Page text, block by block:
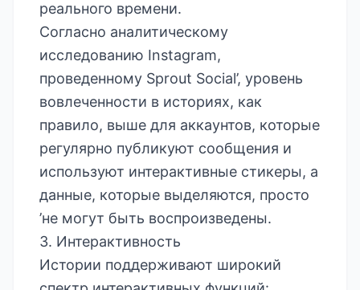
реального времени.
Согласно аналитическому
исследованию Instagram,
проведенному Sprout Social’, уровень
вовлеченности в историях, как
правило, выше для аккаунтов, которые
регулярно публикуют сообщения и
используют интерактивные стикеры, а
данные, которые выделяются, просто
’не могут быть воспроизведены.
3. Интерактивность
Истории поддерживают широкий